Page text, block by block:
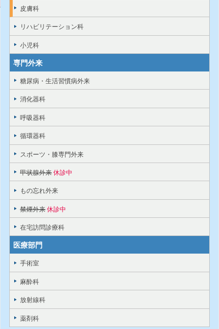
皮膚科
リハビリテーション科
小児科
専門外来
糖尿病・生活習慣病外来
消化器科
呼吸器科
循環器科
スポーツ・膝専門外来
甲状腺外来 休診中
もの忘れ外来
禁煙外来 休診中
在宅訪問診療科
医療部門
手術室
麻酔科
放射線科
薬剤科